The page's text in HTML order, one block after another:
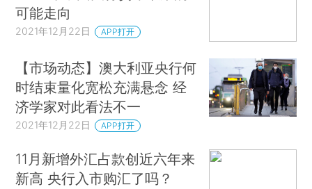
可能走向
2021年12月22日 APP打开
【市场动态】澳大利亚央行何
时结束量化宽松充满悬念 经
济学家对此看法不一
2021年12月22日 APP打开
11月新增外汇占款创近六年来
新高 央行入市购汇了吗？